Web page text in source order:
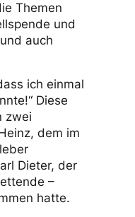
Themen
und
auch
ich einmal
Diese
zwei
dem im
Dieter, der
–
hatte.